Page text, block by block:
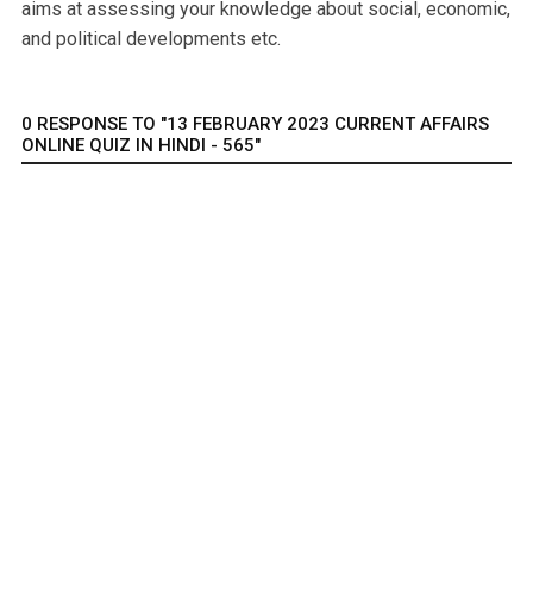
aims at assessing your knowledge about social, economic,
and political developments etc.
0 RESPONSE TO "13 FEBRUARY 2023 CURRENT AFFAIRS
ONLINE QUIZ IN HINDI - 565"